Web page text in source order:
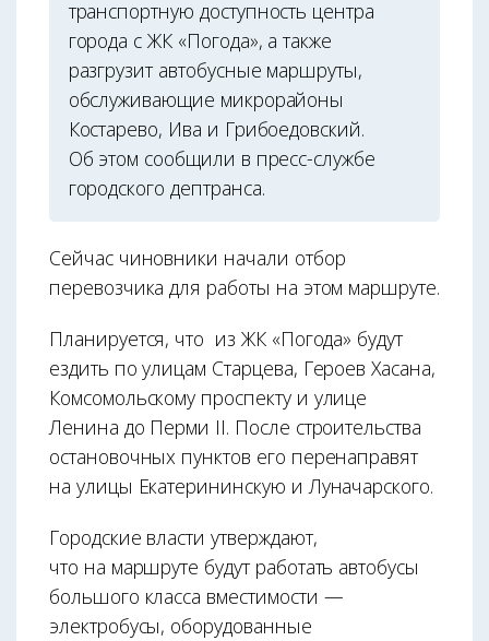
транспортную доступность центра
города с ЖК «Погода», а также
разгрузит автобусные маршруты,
обслуживающие микрорайоны
Костарево, Ива и Грибоедовский.
Об этом сообщили в пресс-службе
городского дептранса.
Сейчас чиновники начали отбор
перевозчика для работы на этом маршруте.
Планируется, что из ЖК «Погода» будут
ездить по улицам Старцева, Героев Хасана,
Комсомольскому проспекту и улице
Ленина до Перми II. После строительства
остановочных пунктов его перенаправят
на улицы Екатерининскую и Луначарского.
Городские власти утверждают,
что на маршруте будут работать автобусы
большого класса вместимости —
электробусы, оборудованные